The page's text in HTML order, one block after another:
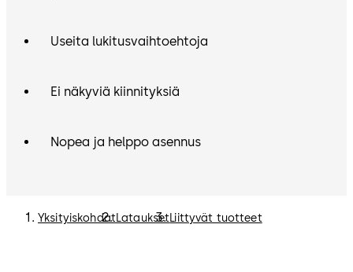
Useita lukitusvaihtoehtoja
Ei näkyviä kiinnityksiä
Nopea ja helppo asennus
YksityiskohdatLatauksetLiittyvät tuotteet